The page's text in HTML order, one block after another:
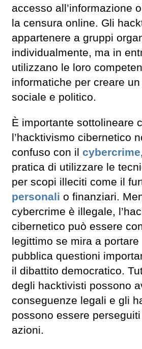
accesso all’informazione
la censura online. Gli
appartenere a gruppi
individualmente, ma in
utilizzano le loro
informatiche per creare
sociale e politico.
È importante sottolineare
l’hacktivismo cibernetico
confuso con il cybercrime
pratica di utilizzare le
per scopi illeciti come il
personali o finanziari.
cybercrime è illegale,
cibernetico può essere
legittimo se mira a portare
pubblica questioni
il dibattito democratico.
degli hacktivisti possono
conseguenze legali e gli
possono essere
azioni.